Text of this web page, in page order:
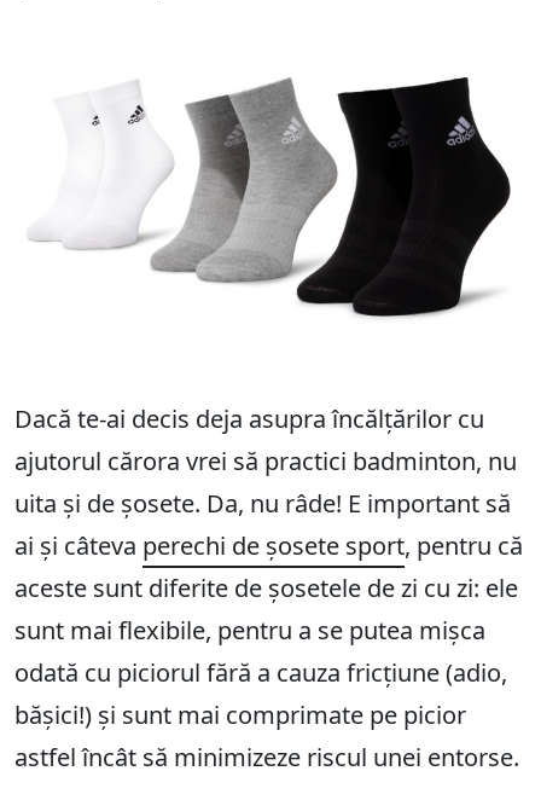
Dacă te-ai decis deja asupra încălțărilor cu
ajutorul cărora vrei să practici badminton, nu
uita și de șosete. Da, nu râde! E important să
ai și câteva perechi de șosete sport, pentru că
aceste sunt diferite de șosetele de zi cu zi: ele
sunt mai flexibile, pentru a se putea mișca
odată cu piciorul fără a cauza fricțiune (adio,
bășici!) și sunt mai comprimate pe picior
astfel încât să minimizeze riscul unei entorse.